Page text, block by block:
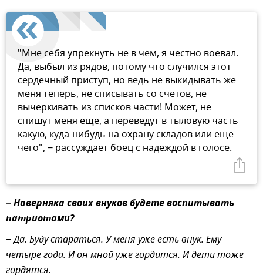
"Мне себя упрекнуть не в чем, я честно воевал.
Да, выбыл из рядов, потому что случился этот
сердечный приступ, но ведь не выкидывать же
меня теперь, не списывать со счетов, не
вычеркивать из списков части! Может, не
спишут меня еще, а переведут в тыловую часть
какую, куда-нибудь на охрану складов или еще
чего", − рассуждает боец с надеждой в голосе.
−Наверняка своих внуков будете воспитывать
патриотами?
− Да. Буду стараться. У меня уже есть внук. Ему
четыре года. И он мной уже гордится. И дети тоже
гордятся.